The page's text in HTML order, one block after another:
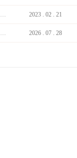
2023 . 02 . 21
2026 . 07 . 28